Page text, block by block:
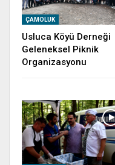
ÇAMOLUK
Usluca Köyü Derneği
Geleneksel Piknik
Organizasyonu